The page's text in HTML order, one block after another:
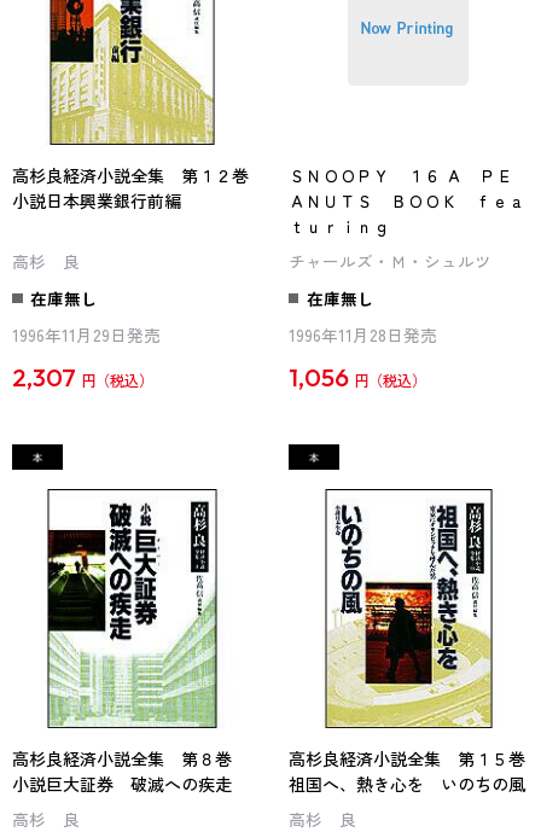
高杉良経済小説全集 第１２巻
小説日本興業銀行前編
高杉 良
在庫無し
1996年11月29日発売
2,307 円
ＳＮＯＯＰＹ １６ Ａ ＰＥ
ＡＮＵＴＳ ＢＯＯＫ ｆｅａ
ｔｕｒｉｎｇ
チャールズ・Ｍ・シュルツ
在庫無し
1996年11月28日発売
1,056 円
高杉良経済小説全集 第８巻
小説巨大証券 破滅への疾走
高杉 良
高杉良経済小説全集 第１５巻
祖国へ、熱き心を いのちの風
高杉 良